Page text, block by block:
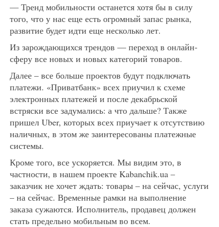
— Тренд мобильности останется хотя бы в силу
того, что у нас еще есть огромный запас рынка,
развитие будет идти еще несколько лет.
Из зарождающихся трендов — переход в онлайн-
сферу все новых и новых категорий товаров.
Далее – все больше проектов будут подключать
платежи. «Приватбанк» всех приучил к схеме
электронных платежей и после декабрьской
встряски все задумались: а что дальше? Также
пришел Uber, которых всех приучает к отсутствию
наличных, в этом же заинтересованы платежные
системы.
Кроме того, все ускоряется. Мы видим это, в
частности, в нашем проекте Kabanchik.ua –
заказчик не хочет ждать: товары – на сейчас, услуги
– на сейчас. Временные рамки на выполнение
заказа сужаются. Исполнитель, продавец должен
стать предельно мобильным во всем.